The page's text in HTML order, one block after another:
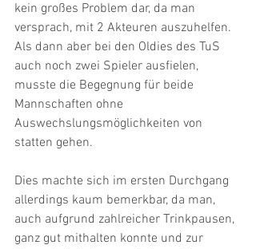
kein großes Problem dar, da man
versprach, mit 2 Akteuren auszuhelfen.
Als dann aber bei den Oldies des TuS
auch noch zwei Spieler ausfielen,
musste die Begegnung für beide
Mannschaften ohne
Auswechslungsmöglichkeiten von
statten gehen.
Dies machte sich im ersten Durchgang
allerdings kaum bemerkbar, da man,
auch aufgrund zahlreicher Trinkpausen,
ganz gut mithalten konnte und zur